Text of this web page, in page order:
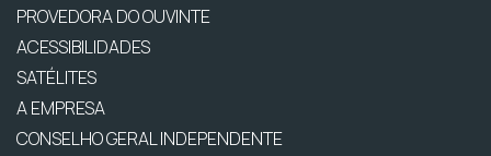
PROVEDORA DO OUVINTE
ACESSIBILIDADES
SATÉLITES
A EMPRESA
CONSELHO GERAL INDEPENDENTE